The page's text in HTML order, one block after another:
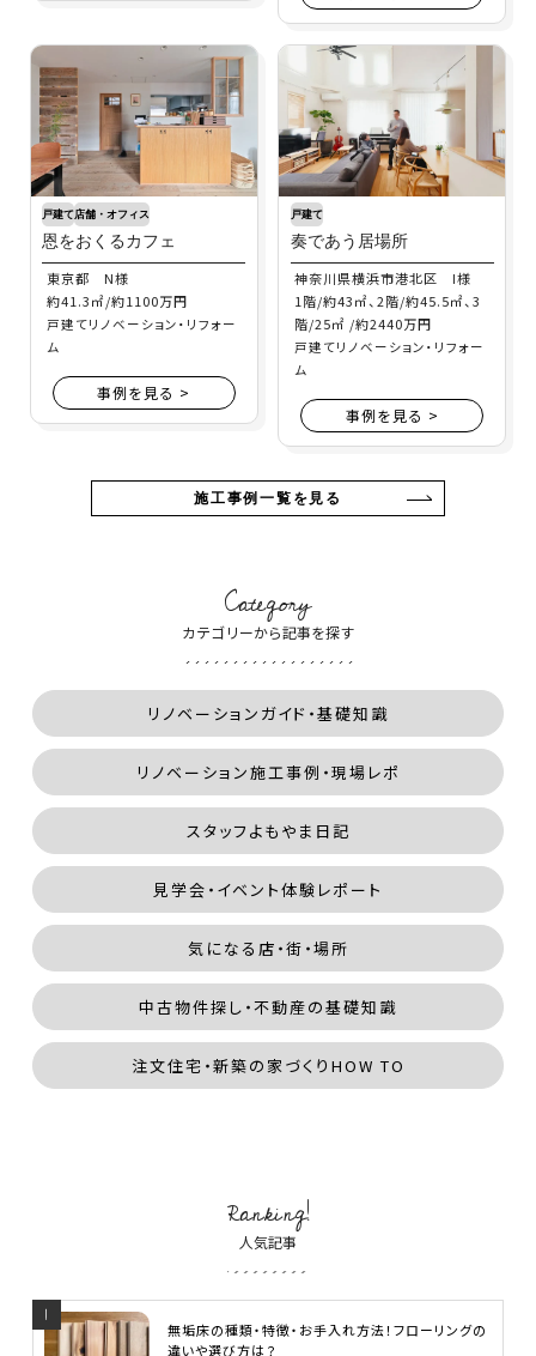
戸建て店舗・オフィス
恩をおくるカフェ
東京都 N様
約41.3㎡/約1100万円
戸建てリノベーション・リフォー
ム
事例を見る >
戸建て
奏であう居場所
神奈川県横浜市港北区 I様
1階/約43㎡、2階/約45.5㎡、3
階/25㎡ /約2440万円
戸建てリノベーション・リフォー
ム
事例を見る >
施工事例一覧を見る
Category
カテゴリーから記事を探す
リノベーションガイド・基礎知識
リノベーション施工事例・現場レポ
スタッフよもやま日記
見学会・イベント体験レポート
気になる店・街・場所
中古物件探し・不動産の基礎知識
注文住宅・新築の家づくりHOW TO
Ranking!
人気記事
無垢床の種類・特徴・お手入れ方法！フローリングの
違いや選び方は？